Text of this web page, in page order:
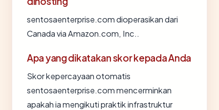
sentosaenterprise.com dioperasikan dari
Canada via Amazon.com, Inc..
Apa yang dikatakan skor kepada Anda
Skor kepercayaan otomatis
sentosaenterprise.com mencerminkan
apakah ia mengikuti praktik infrastruktur